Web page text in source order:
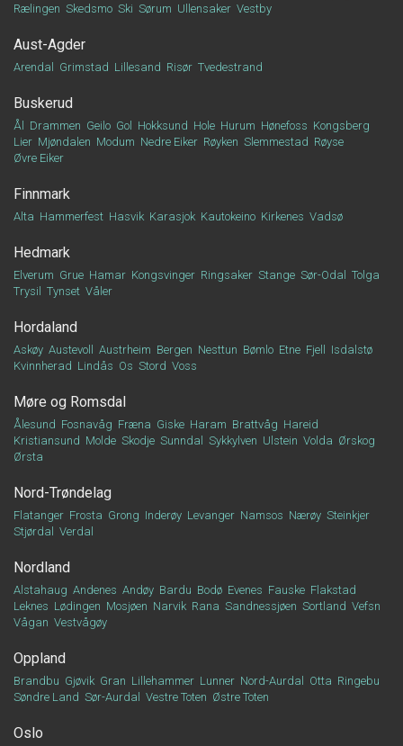
Rælingen Skedsmo Ski Sørum Ullensaker Vestby
Aust-Agder
Arendal Grimstad Lillesand Risør Tvedestrand
Buskerud
Ål Drammen Geilo Gol Hokksund Hole Hurum Hønefoss Kongsberg
Lier Mjøndalen Modum Nedre Eiker Røyken Slemmestad Røyse
Øvre Eiker
Finnmark
Alta Hammerfest Hasvik Karasjok Kautokeino Kirkenes Vadsø
Hedmark
Elverum Grue Hamar Kongsvinger Ringsaker Stange Sør-Odal
Tolga
Trysil
Tynset Våler
Hordaland
Askøy Austevoll Austrheim Bergen Nesttun Bømlo Etne Fjell
Isdalstø
Kvinnherad Lindås Os Stord Voss
Møre og Romsdal
Ålesund Fosnavåg Fræna Giske Haram Brattvåg Hareid
Kristiansund Molde Skodje Sunndal Sykkylven Ulstein Volda Ørskog
Ørsta
Nord-Trøndelag
Flatanger Frosta Grong Inderøy Levanger Namsos Nærøy Steinkjer
Stjørdal
Verdal
Nordland
Alstahaug Andenes Andøy Bardu Bodø Evenes Fauske Flakstad
Leknes Lødingen Mosjøen Narvik Rana Sandnessjøen Sortland Vefsn
Vågan Vestvågøy
Oppland
Brandbu Gjøvik Gran Lillehammer Lunner Nord-Aurdal Otta Ringebu
Søndre Land Sør-Aurdal Vestre Toten Østre Toten
Oslo